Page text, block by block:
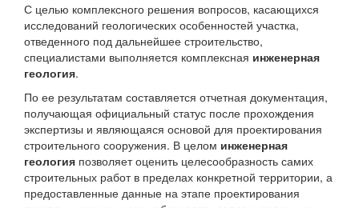
С целью комплексного решения вопросов, касающихся
исследований геологических особенностей участка,
отведенного под дальнейшее строительство,
специалистами выполняется комплексная инженерная
геология.
По ее результатам составляется отчетная документация,
получающая официальный статус после прохождения
экспертизы и являющаяся основой для проектирования
строительного сооружения. В целом инженерная
геология позволяет оценить целесообразность самих
строительных работ в пределах конкретной территории, а
предоставленные данные на этапе проектирования